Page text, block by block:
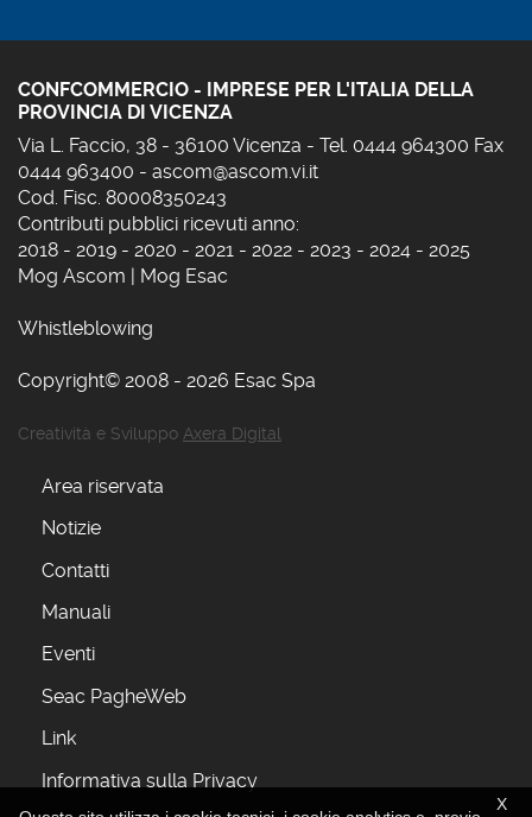
X
CONFCOMMERCIO - IMPRESE PER L'ITALIA DELLA
PROVINCIA DI VICENZA
Via L. Faccio, 38 - 36100 Vicenza - Tel. 0444 964300 Fax
0444 963400 - ascom@ascom.vi.it
Cod. Fisc. 80008350243
Contributi pubblici ricevuti anno:
2018 - 2019 - 2020 - 2021 - 2022 - 2023 - 2024 - 2025
Mog Ascom | Mog Esac
Whistleblowing
Copyright© 2008 - 2026 Esac Spa
Creatività e Sviluppo Axera Digital
Area riservata
Notizie
Contatti
Manuali
Eventi
Seac PagheWeb
Link
Informativa sulla Privacy